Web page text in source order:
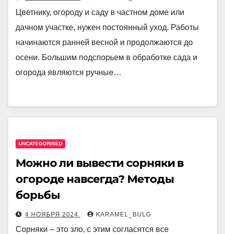
Цветнику, огороду и саду в частном доме или
дачном участке, нужен постоянный уход. Работы
начинаются ранней весной и продолжаются до
осени. Большим подспорьем в обработке сада и
огорода являются ручные…
UNCATEGORISED
Можно ли вывести сорняки в
огороде навсегда? Методы
борьбы
4 НОЯБРЯ 2024 KARAMEL_BULG
Сорняки – это зло, с этим согласятся все